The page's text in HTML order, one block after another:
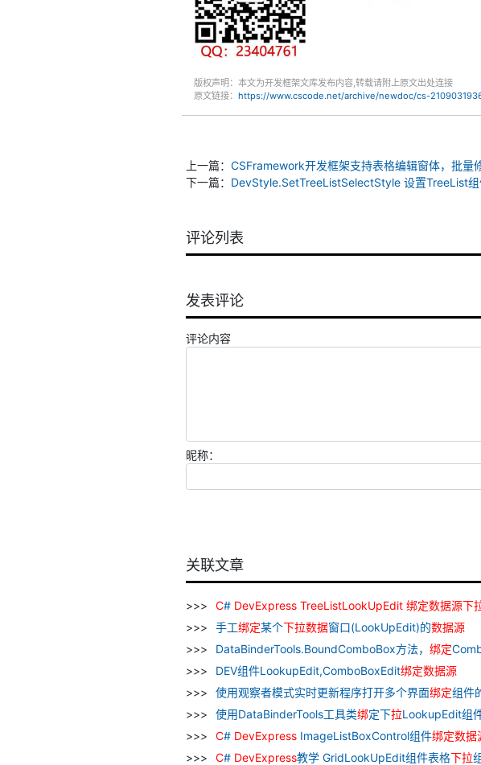
版权声明：本文为开发框架文库发布内容,转载请附上原文出处连接
原文链接： https://www.cscode.net/archive/newdoc/cs-
上一篇： CSFramework开发框架支持表格编辑窗体，批量
下一篇： DevStyle.SetTreeListSelectStyle 设置TreeList
评论列表
发表评论
评论内容
昵称：
关联文章
C# DevExpress TreeListLookUpEdit 绑定数据源下
手工绑定某个下拉数据窗口(LookUpEdit)的数据源
DataBinderTools.BoundComboBox方法， 绑定
DEV组件LookupEdit,ComboBoxEdit绑定数据源
使用观察者模式实时更新程序打开多个界面绑定组件
使用DataBinderTools工具类绑定下拉LookupEdit组
C# DevExpress ImageListBoxControl组件绑定数据
C# DevExpress教学 GridLookUpEdit组件表格下拉